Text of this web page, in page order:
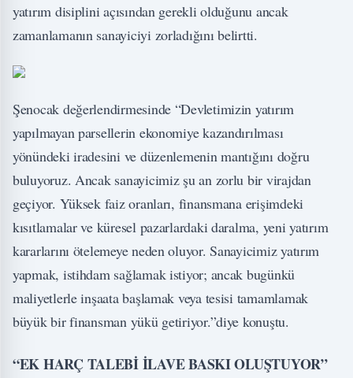
yatırım disiplini açısından gerekli olduğunu ancak
zamanlamanın sanayiciyi zorladığını belirtti.
Şenocak değerlendirmesinde “Devletimizin yatırım
yapılmayan parsellerin ekonomiye kazandırılması
yönündeki iradesini ve düzenlemenin mantığını doğru
buluyoruz. Ancak sanayicimiz şu an zorlu bir virajdan
geçiyor. Yüksek faiz oranları, finansmana erişimdeki
kısıtlamalar ve küresel pazarlardaki daralma, yeni yatırım
kararlarını ötelemeye neden oluyor. Sanayicimiz yatırım
yapmak, istihdam sağlamak istiyor; ancak bugünkü
maliyetlerle inşaata başlamak veya tesisi tamamlamak
büyük bir finansman yükü getiriyor.”diye konuştu.
“EK HARÇ TALEBİ İLAVE BASKI OLUŞTUYOR”